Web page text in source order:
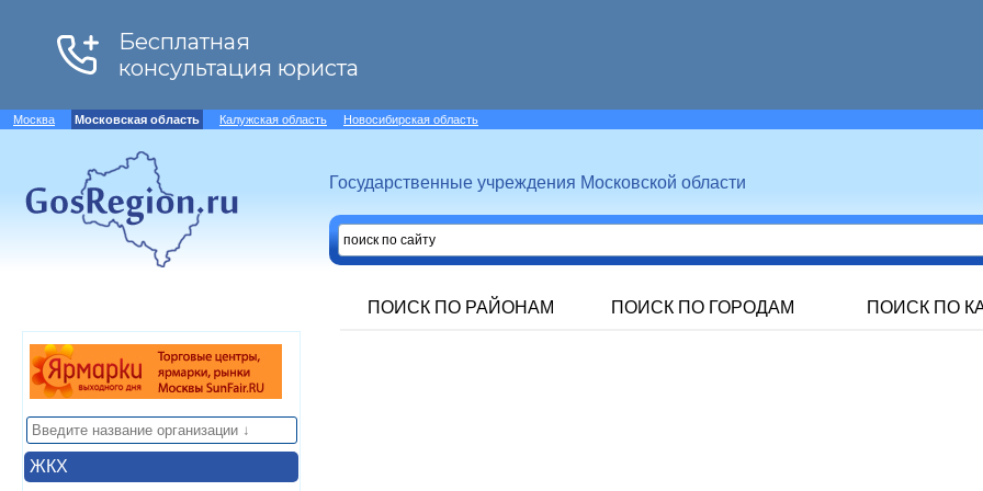
Москва Московская область Калужская область Новосибирская область
Государственные учреждения Московской области
ПОИСК ПО РАЙОНАМ ПОИСК ПО ГОРОДАМ ПОИСК ПО
ЖКХ